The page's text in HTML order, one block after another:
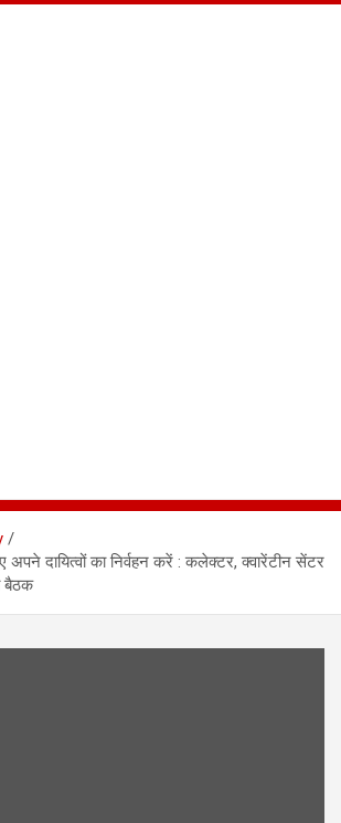
अपने दायित्वों का निर्वहन करें : कलेक्टर, क्वारेंटीन सेंटर
बैठक